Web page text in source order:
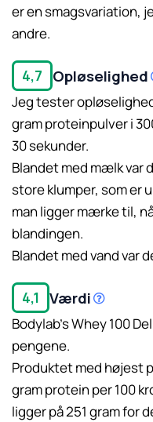
er en smagsvariation,
andre.
4,7 Opløselighed
Læs mere her.
Jeg tester
gram proteinpulver i
30 sekunder.
Blandet med mælk var
store klumper, som er
man ligger mærke til,
blandingen.
Blandet med vand var
4,1 Værdi
Bodylab’s Whey 100
pengene.
Produktet med højest
gram protein per 100
ligger på 251 gram for